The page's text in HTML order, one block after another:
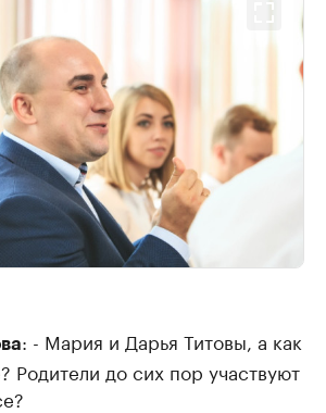
: - Мария и Дарья Титовы, а как
Родители до сих пор участвуют